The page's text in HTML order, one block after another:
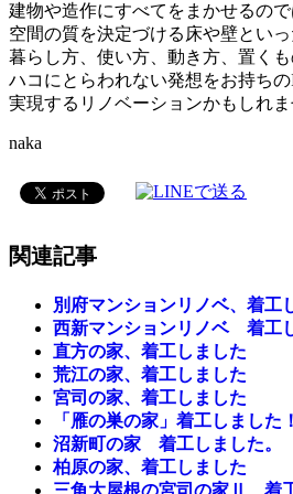
建物や造作にすべてをまかせるので
空間の質を決定づける床や壁とい
暮らし方、使い方、動き方、置くも
ハコにとらわれない発想をお持ちの
実現するリノベーションかもしれ
naka
関連記事
別府マンションリノベ、着工
西新マンションリノベ 着工
直方の家、着工しました
荒江の家、着工しました
宮司の家、着工しました
「雁の巣の家」着工しました！
沼新町の家 着工しました。
柏原の家、着工しました
三角大屋根の宮司の家Ⅱ、着